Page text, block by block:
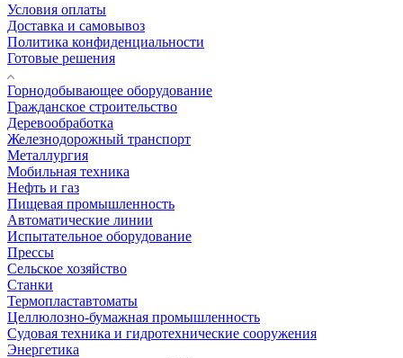
Условия оплаты
Доставка и самовывоз
Политика конфиденциальности
Готовые решения
Горнодобывающее оборудование
Гражданское строительство
Деревообработка
Железнодорожный транспорт
Металлургия
Мобильная техника
Нефть и газ
Пищевая промышленность
Автоматические линии
Испытательное оборудование
Прессы
Сельское хозяйство
Станки
Термопластавтоматы
Целлюлозно-бумажная промышленность
Судовая техника и гидротехнические сооружения
Энергетика